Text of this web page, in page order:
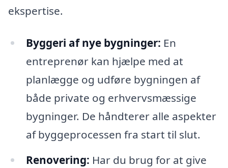
ekspertise.
Byggeri af nye bygninger: En
entreprenør kan hjælpe med at
planlægge og udføre bygningen af
både private og erhvervsmæssige
bygninger. De håndterer alle aspekter
af byggeprocessen fra start til slut.
Renovering: Har du brug for at give